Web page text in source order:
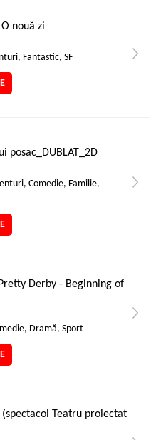
nouă zi
Fantastic, SF
posac_DUBLAT_2D
Comedie, Familie,
Derby - Beginning of
Dramă, Sport
Teatru proiectat